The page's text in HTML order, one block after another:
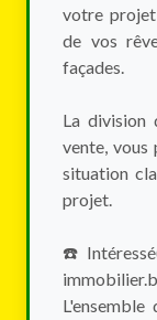
votre
de vos
façades.
La division
vente, vous
situation
projet.
☎️